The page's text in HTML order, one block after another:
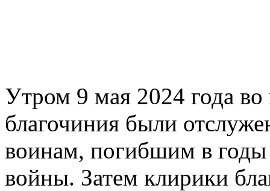
Утром 9 мая 2024 года во
благочиния были
воинам, погибшим в
войны. Затем клирики